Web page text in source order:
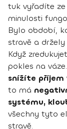
tuk vyřadíte
minulosti
Bylo období,
stravě a
Když
pokles na
snížíte příjem
to má
systému,
všechny tyto
stravě.